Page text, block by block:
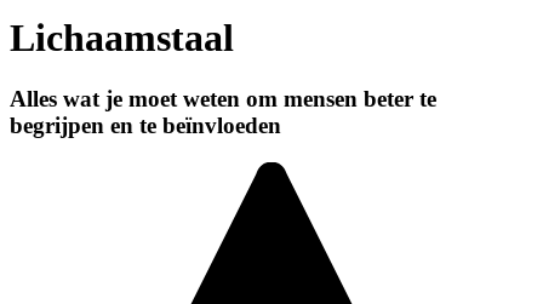
Lichaamstaal
Alles wat je moet weten om mensen beter te
begrijpen en te beïnvloeden